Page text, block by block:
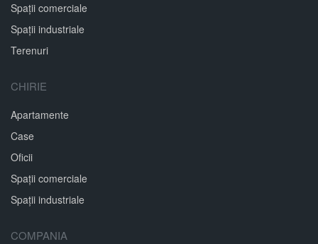
Spații comerciale
Spații industriale
Terenuri
CHIRIE
Apartamente
Case
Oficii
Spații comerciale
Spații industriale
COMPANIA